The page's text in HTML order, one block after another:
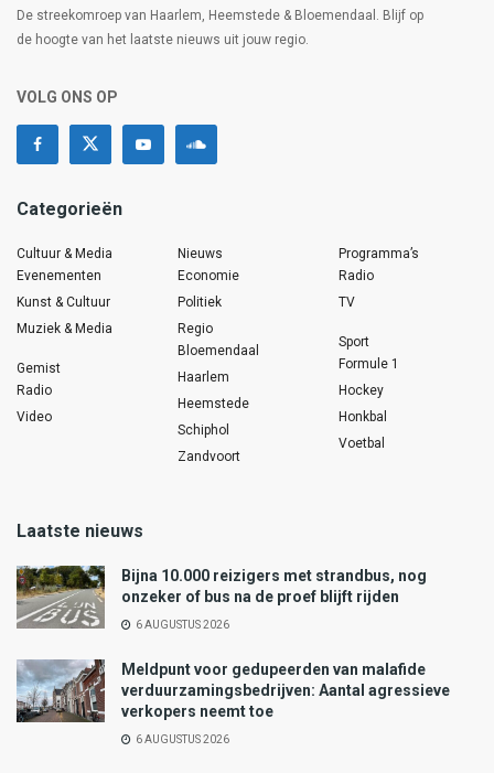
De streekomroep van Haarlem, Heemstede & Bloemendaal. Blijf op
de hoogte van het laatste nieuws uit jouw regio.
VOLG ONS OP
Categorieën
Cultuur & Media
Evenementen
Kunst & Cultuur
Muziek & Media
Gemist
Radio
Video
Nieuws
Economie
Politiek
Regio
Bloemendaal
Haarlem
Heemstede
Schiphol
Zandvoort
Programma’s
Radio
TV
Sport
Formule 1
Hockey
Honkbal
Voetbal
Laatste nieuws
Bijna 10.000 reizigers met strandbus, nog
onzeker of bus na de proef blijft rijden
6 AUGUSTUS 2026
Meldpunt voor gedupeerden van malafide
verduurzamingsbedrijven: Aantal agressieve
verkopers neemt toe
6 AUGUSTUS 2026